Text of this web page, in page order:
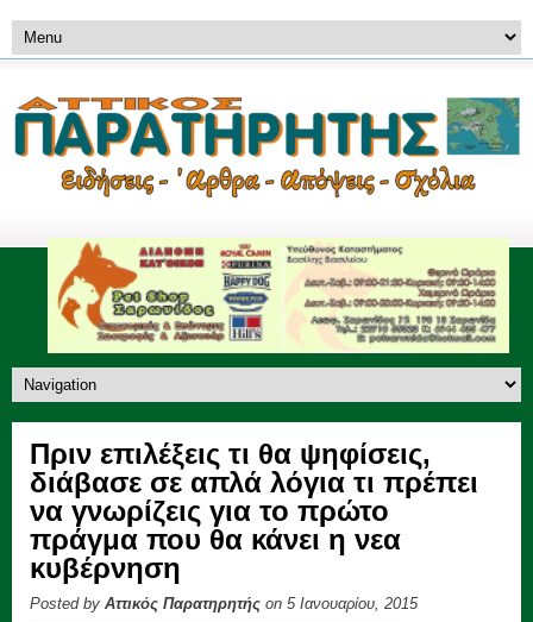
Πριν επιλέξεις τι θα ψηφίσεις,
διάβασε σε απλά λόγια τι πρέπει
να γνωρίζεις για το πρώτο
πράγμα που θα κάνει η νεα
κυβέρνηση
Posted by Αττικός Παρατηρητής on 5 Ιανουαρίου, 2015